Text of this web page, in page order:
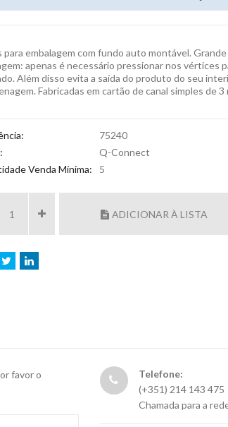
para embalagem com fundo auto montável.
apenas é necessário pressionar nos vértices
Além disso evita a saída do produto do seu
Fabricadas em cartão de canal simples de
75240
Q-Connect
Venda Mínima:
5
ADICIONAR À LISTA
favor o
Telefone:
(+351) 214 143 475
Chamada para a